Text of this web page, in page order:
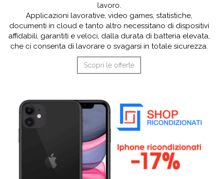
lavoro.
Applicazioni lavorative, video games, statistiche,
documenti in cloud e tanto altro necessitano di dispositivi
affidabili, garantiti e veloci, dalla durata di batteria elevata,
che ci consenta di lavorare o svagarsi in totale sicurezza.
Scopri le offerte